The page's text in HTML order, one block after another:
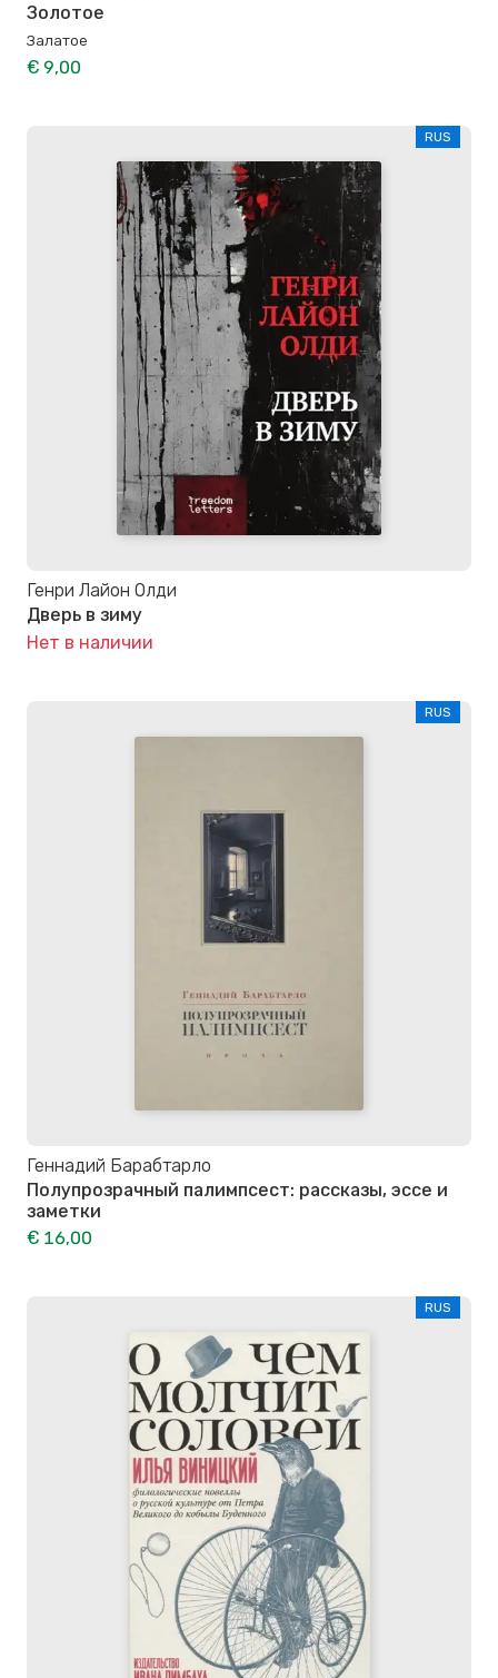
Золотое
Залатое
€ 9,00
RUS
Генри Лайон Олди
Дверь в зиму
Нет в наличии
RUS
Геннадий Барабтарло
Полупрозрачный палимпсест: рассказы, эссе и
заметки
€ 16,00
RUS